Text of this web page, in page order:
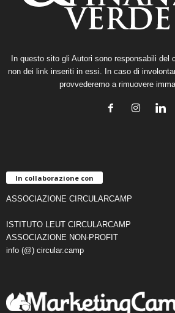
In questo sito gli Autori sono responsabili del
non dei link inseriti in essi. In caso di
provvederemo a rimuovere
In collaborazione con
ASSOCIAZIONE CIRCULARCAMP
ISTITUTO LEUT CIRCULARCAMP
ASSOCIAZIONE NON-PROFIT
info (@) circular.camp